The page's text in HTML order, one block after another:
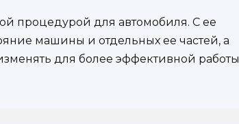
процедурой для автомобиля. С ее
машины и отдельных ее частей, а
для более эффективной работы